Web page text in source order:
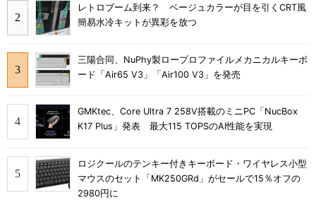
レトロブーム到来？ ベージュカラーが目を引くCRT風
簡易水冷キットが異彩を放つ
三陽合同、NuPhy製ロープロファイルメカニカルキーボ
ード「Air65 V3」「Air100 V3」を発売
GMKtec、Core Ultra 7 258V搭載のミニPC「NucBox
K17 Plus」発表 最大115 TOPSのAI性能を実現
ロジクールのテンキー付きキーボード・ワイヤレス小型
マウスのセット「MK250GRd」がセールで15％オフの
2980円に